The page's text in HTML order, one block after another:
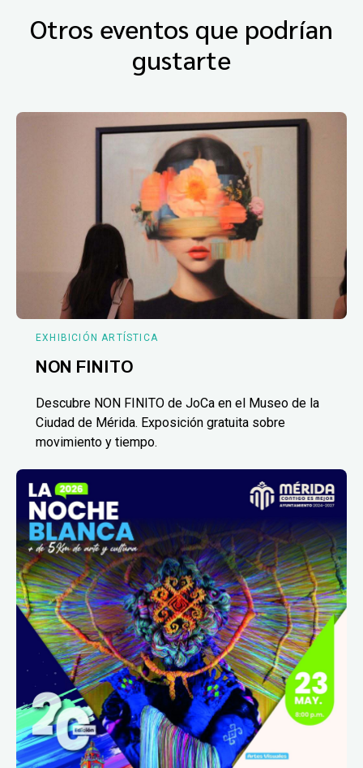
Otros eventos que podrían
gustarte
EXHIBICIÓN ARTÍSTICA
NON FINITO
Descubre NON FINITO de JoCa en el Museo de la
Ciudad de Mérida. Exposición gratuita sobre
movimiento y tiempo.